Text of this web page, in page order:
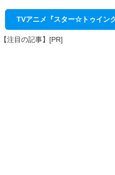
TVアニメ『スター☆トゥイン
【注目の記事】[PR]